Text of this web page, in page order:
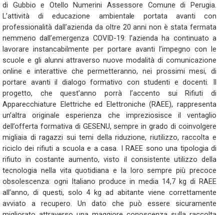
di Gubbio e Otello Numerini Assessore Comune di Perugia.
L’attività di educazione ambientale portata avanti con
professionalità dall’azienda da oltre 20 anni non è stata fermata
nemmeno dall’emergenza COVID-19: l’azienda ha continuato a
lavorare instancabilmente per portare avanti l’impegno con le
scuole e gli alunni attraverso nuove modalità di comunicazione
online e interattive che permetteranno, nei prossimi mesi, di
portare avanti il dialogo formativo con studenti e docenti. Il
progetto, che quest’anno porrà l’accento sui Rifiuti di
Apparecchiature Elettriche ed Elettroniche (RAEE), rappresenta
un’altra originale esperienza che impreziosisce il ventaglio
dell’offerta formativa di GESENU, sempre in grado di coinvolgere
migliaia di ragazzi sui temi della riduzione, riutilizzo, raccolta e
riciclo dei rifiuti a scuola e a casa. I RAEE sono una tipologia di
rifiuto in costante aumento, visto il consistente utilizzo della
tecnologia nella vita quotidiana e la loro sempre più precoce
obsolescenza: ogni Italiano produce in media 14,7 kg di RAEE
all’anno, di questi, solo 4 kg ad abitante viene correttamente
avviato a recupero. Un dato che può essere sicuramente